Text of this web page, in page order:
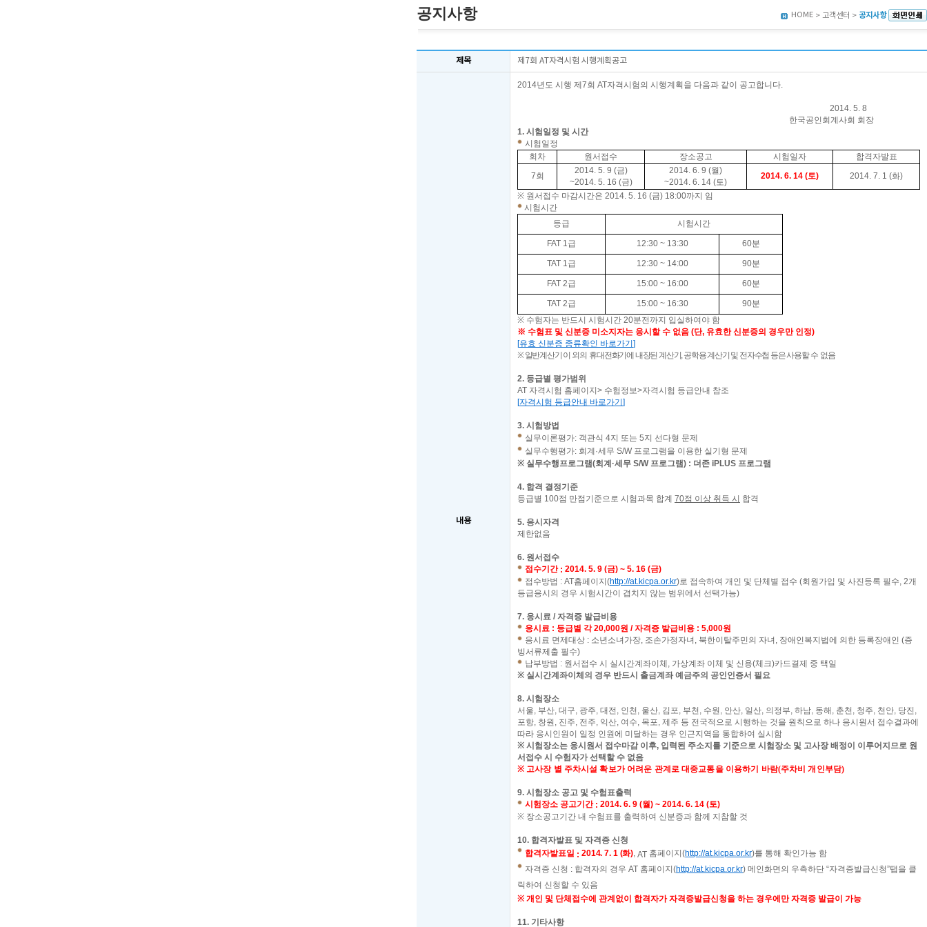
공지사항 HOME > 고객센터 > 공지사항
제목 제7회 AT자격시험 시행계획공고
내용
2014년도 시행 제7회 AT자격시험의 시행계획을 다음과 같이 공고합니다.
2014. 5. 8
한국공인회계사회 회장
1. 시험일정 및 시간
시험일정
회차
원서접수 장소공고 시험일자
합격자발표
7회
2014. 5. 9 (금)
~2014. 5. 16 (금)
2014. 6. 9 (월)
~2014. 6. 14 (토)
2014. 6. 14 (토) 2014. 7. 1 (화)
※ 원서접수 마감시간은 2014. 5. 16 (금) 18:00까지 임
시험시간
등급
시험시간
FAT 1급 12:30 ~ 13:30 60분
TAT 1급 12:30 ~ 14:00 90분
FAT 2급 15:00 ~ 16:00 60분
TAT 2급 15:00 ~ 16:30 90분
※ 수험자는 반드시 시험시간 20분전까지 입실하여야 함
※ 수험표 및 신분증 미소지자는 응시할 수 없음 (단, 유효한 신분증의 경우만 인정)
[유효 신분증 종류확인 바로가기 ]
※일반계산기 이 외의 휴대전화기에 내장된 계산기,공학용 계산기 및 전자수첩 등은 사용할 수 없음
2. 등급별 평가범위
AT 자격시험 홈페이지 > 수험정보>자격시험 등급안내 참조
[자격시험 등급안내 바로가기 ]
3. 시험방법
실무이론평가: 객관식 4지 또는 5지 선다형 문제
실무수행평가: 회계·세무 S/W 프로그램을 이용한 실기형 문제
※ 실무수행프로그램(회계·세무 S/W 프로그램) : 더존 iPLUS 프로그램
4. 합격 결정기준
등급별 100점 만점기준으로 시험과목 합계 70점 이상 취득 시 합격
5. 응시자격
제한없음
6. 원서접수
접수기간 : 2014. 5. 9 (금) ~ 5. 16 (금)
접수방법 : AT홈페이지 (http://at.kicpa.or.kr)로 접속하여 개인 및 단체별 접수 (회원가입 및 사진등록 필수, 2개
등급응시의 경우 시험시간이 겹치지 않는 범위에서 선택가능)
7. 응시료 / 자격증 발급비용
응시료 : 등급별 각20,000원 / 자격증 발급비용 : 5,000원
응시료 면제대상 : 소년소녀가장, 조손가정자녀, 북한이탈주민의 자녀, 장애인복지법에 의한 등록장애인 (증
빙서류제출 필수)
납부방법 : 원서접수 시 실시간계좌이체 , 가상계좌 이체 및 신용(체크)카드결제 중 택일
※ 실시간계좌이체의 경우 반드시 출금계좌 예금주의 공인인증서 필요
8. 시험장소
서울, 부산, 대구, 광주, 대전, 인천, 울산, 김포, 부천, 수원, 안산, 일산, 의정부, 하남, 동해, 춘천, 청주, 천안, 당진,
포항, 창원, 진주, 전주, 익산, 여수, 목포, 제주 등 전국적으로 시행하는 것을 원칙으로 하나 응시원서 접수결과에
따라 응시인원이 일정 인원에 미달하는 경우 인근지역을 통합하여 실시함
※ 시험장소는 응시원서 접수마감 이후, 입력된 주소지를 기준으로 시험장소 및 고사장 배정이 이루어지므로 원
서접수 시 수험자가 선택할 수 없음
※ 고사장 별 주차시설 확보가 어려운 관계로 대중교통을 이용하기 바람(주차비 개인부담)
9. 시험장소 공고 및 수험표출력
시험장소 공고기간 : 2014. 6. 9 (월) ~ 2014. 6. 14 (토)
※ 장소공고기간 내 수험표를 출력하여 신분증과 함께 지참할 것
10. 합격자발표 및 자격증 신청
합격자발표일 : 2014. 7. 1 (화), AT 홈페이지(http://at.kicpa.or.kr)를 통해 확인가능 함
자격증 신청 : 합격자의 경우 AT 홈페이지 (http://at.kicpa.or.kr) 메인화면의 우측하단 “자격증발급신청”탭을 클
릭하여 신청할 수 있음
※ 개인 및 단체접수에 관계없이 합격자가 자격증발급신청을 하는 경우에만 자격증 발급이 가능
11. 기타사항